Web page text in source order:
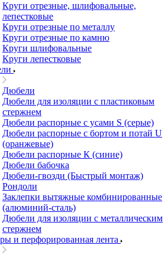
Круги отрезные, шлифовальные,
лепестковые
Круги отрезные по металлу
Круги отрезные по камню
Круги шлифовальные
Круги лепестковые
Дюбели
Дюбели для изоляции с пластиковым
стержнем
Дюбели распорные с усами S (серые)
Дюбели распорные c бортом и потай U
(оранжевые)
Дюбели распорные К (синие)
Дюбели бабочка
Дюбели-гвозди (Быстрый монтаж)
Рондоли
Заклепки вытяжные комбинированные
(алюминий-сталь)
Дюбели для изоляции с металлическим
стержнем
и перфорированная лента